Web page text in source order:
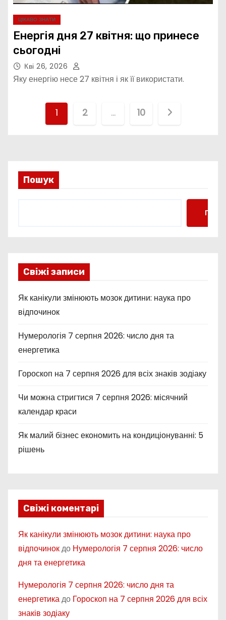
ЦІКАВО ЗНАТИ
Енергія дня 27 квітня: що принесе
сьогодні
Кві 26, 2026
Яку енергію несе 27 квітня і як її використати.
і
і
я
з
п
и
і
в
1 2 … 10
Пошук
Свіжі записи
Як канікули змінюють мозок дитини: наука про
відпочинок
Нумерологія 7 серпня 2026: число дня та
енергетика
Гороскоп на 7 серпня 2026 для всіх знаків зодіаку
Чи можна стригтися 7 серпня 2026: місячний
календар краси
Як малий бізнес економить на кондиціонуванні: 5
рішень
Свіжі коментарі
Як канікули змінюють мозок дитини: наука про
відпочинокдо Нумерологія 7 серпня 2026: число
дня та енергетика
Нумерологія 7 серпня 2026: число дня та
енергетикадо Гороскоп на 7 серпня 2026 для всіх
знаків зодіаку